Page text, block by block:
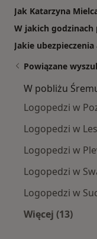
Jak Katarzyna
W jakich godzinach
Jakie
Powiązane
W pobliżu
Logopedzi w
Logopedzi w
Logopedzi w
Logopedzi w
Logopedzi w
Więcej (13)